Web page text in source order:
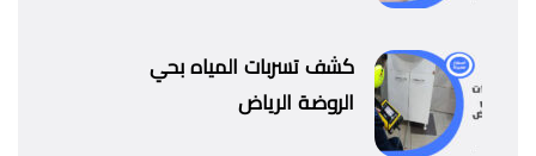
كشف تسربات المياه بحي
الروضة الرياض